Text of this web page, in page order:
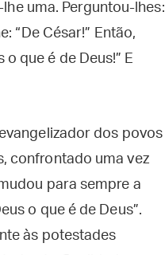
uma. Perguntou-lhes:
“De César!” Então,
que é de Deus!” E
dos povos
confrontado uma vez
para sempre a
o que é de Deus”.
às potestades